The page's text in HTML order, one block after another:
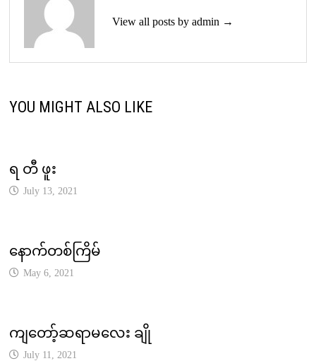
View all posts by admin →
YOU MIGHT ALSO LIKE
ရ တီ ဖူး
July 13, 2021
နောက်တစ်ကြိမ်
May 6, 2021
ကျတော့်ဆရာမလေး ချို
July 11, 2021